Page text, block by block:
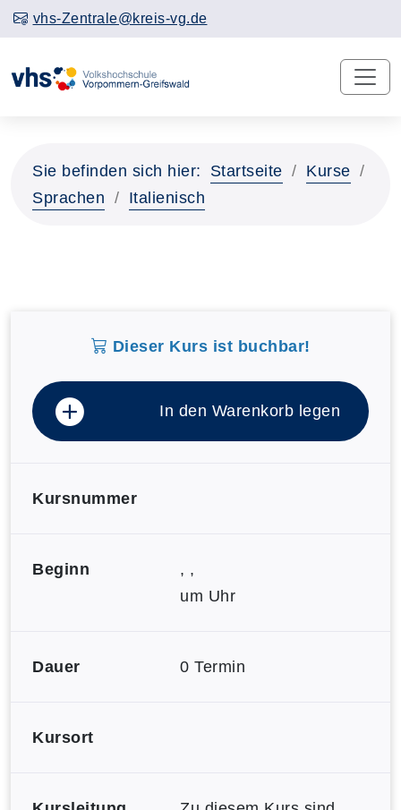
vhs-Zentrale@kreis-vg.de
Sie befinden sich hier: Startseite
Kurse
Sprachen
Italienisch
Dieser Kurs ist buchbar!
In den Warenkorb legen
Kursnummer
Beginn
, ,
um Uhr
Dauer 0 Termin
Kursort